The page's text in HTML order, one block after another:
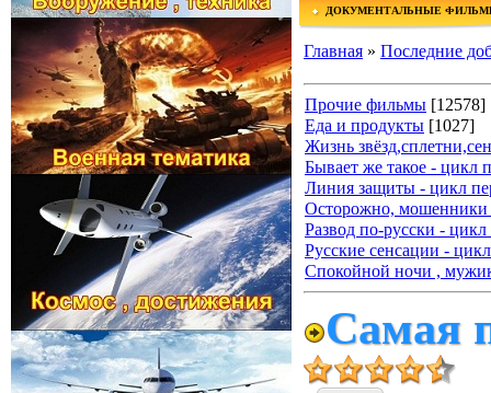
ДОКУМЕНТАЛЬНЫЕ
Главная » Последние
Прочие фильмы [12578]
Еда и продукты [1027]
Жизнь
Бывает же такое - цикл
Линия защиты - цикл
Осторожно, мошенники
Развод по-русски - цикл
Русские сенсации -
Спокойной ночи ,
Самая